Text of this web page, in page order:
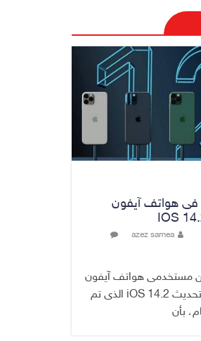
المالية والبنك
المركزي يبحثان تعزيز
التنسيق المالي
والنقدي ودعم
الاستقرار الاقتصادي
9 أغسطس، 2026
منزل شقيق رئيس
وزراء سابق في
No Comment
رئيس حكومة إقليم
بارزاني ينفي ما يشاع
عن وجود عسكري
أمريكي في بعض
قواعد الإقليم
هواتف آيفون
azez samea
مستخدمى هواتف آيفون
الذين حصلوا على تحديث iOS 14.2 الذى تم
بأن